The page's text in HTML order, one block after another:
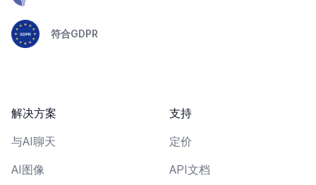
符合GDPR
解决方案
与AI聊天
AI图像
支持
定价
API文档